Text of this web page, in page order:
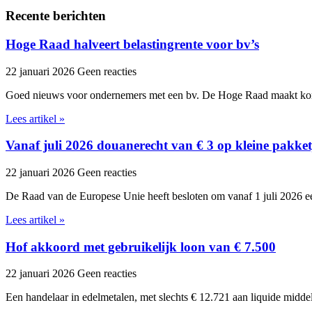
Recente berichten
Hoge Raad halveert belastingrente voor bv’s
22 januari 2026 Geen reacties
Goed nieuws voor ondernemers met een bv. De Hoge Raad maakt
Lees artikel »
Vanaf juli 2026 douanerecht van € 3 op kleine
22 januari 2026 Geen reacties
De Raad van de Europese Unie heeft besloten om vanaf 1 juli 2026
Lees artikel »
Hof akkoord met gebruikelijk loon van € 7.500
22 januari 2026 Geen reacties
Een handelaar in edelmetalen, met slechts € 12.721 aan liquide